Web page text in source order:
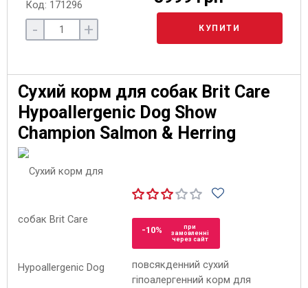
Код: 171296
- + КУПИТИ
Сухий корм для собак Brit Care
Hypoallergenic Dog Show
Champion Salmon & Herring
-10%
при
замовленні
через сайт
повсякденний сухий
гіпоалергенний корм для